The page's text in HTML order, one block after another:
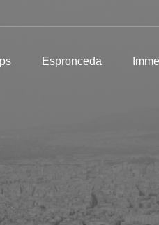
Espronceda